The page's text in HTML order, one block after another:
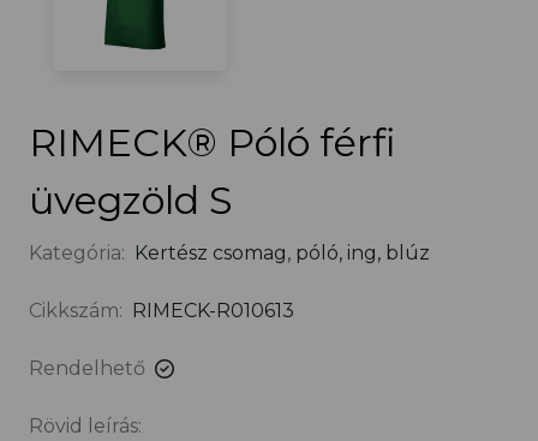
RIMECK® Póló férfi
üvegzöld S
Kategória: Kertész csomag, póló, ing, blúz
Cikkszám: RIMECK-R010613
Rendelhető
Rövid leírás: